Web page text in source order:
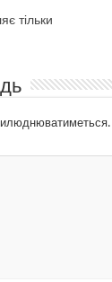
тільки